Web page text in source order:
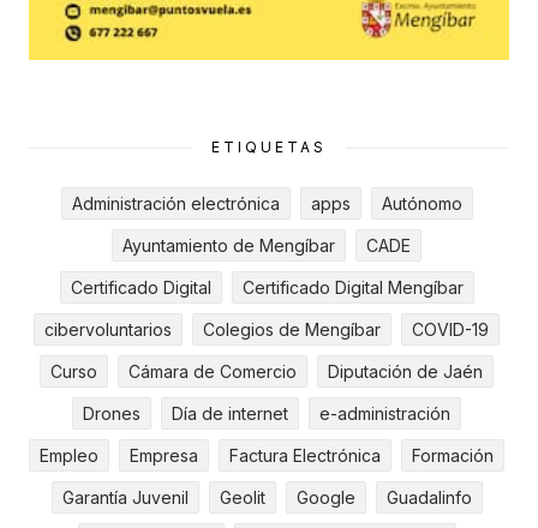
ETIQUETAS
Administración electrónica apps Autónomo
Ayuntamiento de Mengíbar CADE
Certificado Digital Certificado Digital Mengíbar
cibervoluntarios Colegios de Mengíbar COVID-19
Curso Cámara de Comercio Diputación de Jaén
Drones Día de internet e-administración
Empleo Empresa Factura Electrónica Formación
Garantía Juvenil Geolit Google Guadalinfo